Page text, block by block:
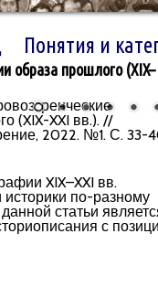
Понятия и
образа прошлого (XIX–
(XIX-XXI вв.). //
2022. №1. С. 33-
XIX–XXI вв.
историки по-разному
статьи
с